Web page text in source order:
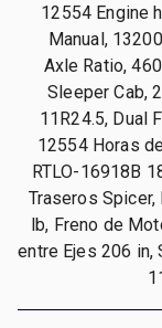
12554 Engine
Manual,
Axle Ratio,
Sleeper Cab,
11R24.5, Dual
12554 Horas
RTLO-16918B
Traseros
lb, Freno de
entre Ejes 206 in,